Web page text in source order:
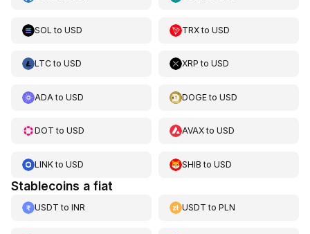
SOL to USD TRXtoUSD
LTCto USD XRP toUSD
ADA to USD DOGEtoUSD
DOT to USD AVAXtoUSD
LINKto USD SHIB toUSD
Stablecoins a fiat
USDT to INR USDT toPLN